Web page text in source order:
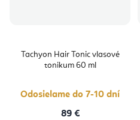
Tachyon Hair Tonic vlasové
tonikum 60 ml
Odosielame do 7-10 dní
89 €